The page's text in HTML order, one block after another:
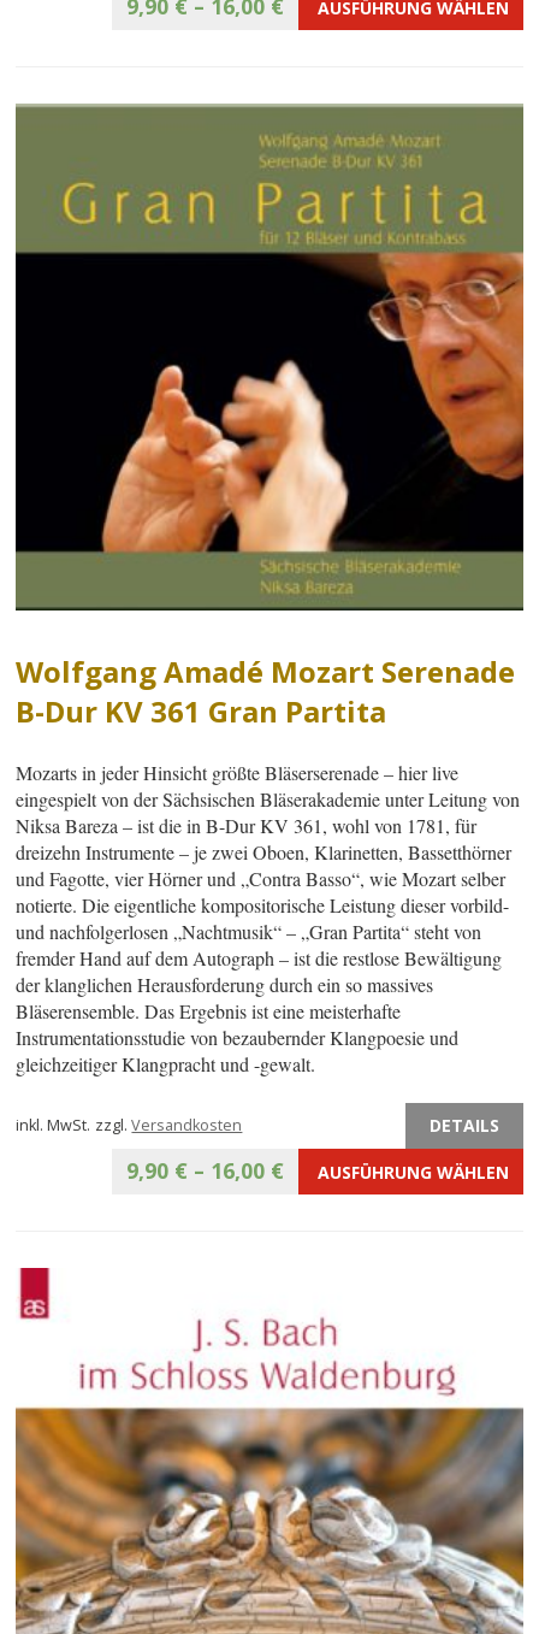
9,90 € – 16,00 € AUSFÜHRUNG WÄHLEN
Wolfgang Amadé Mozart Serenade
B-Dur KV 361 Gran Partita
Mozarts in jeder Hinsicht größte Bläserserenade – hier live
eingespielt von der Sächsischen Bläserakademie unter Leitung von
Niksa Bareza – ist die in B-Dur KV 361, wohl von 1781, für
dreizehn Instrumente – je zwei Oboen, Klarinetten, Bassetthörner
und Fagotte, vier Hörner und „Contra Basso“, wie Mozart selber
notierte. Die eigentliche kompositorische Leistung dieser vorbild-
und nachfolgerlosen „Nachtmusik“ – „Gran Partita“ steht von
fremder Hand auf dem Autograph – ist die restlose Bewältigung
der klanglichen Herausforderung durch ein so massives
Bläserensemble. Das Ergebnis ist eine meisterhafte
Instrumentationsstudie von bezaubernder Klangpoesie und
gleichzeitiger Klangpracht und -gewalt.
inkl. MwSt. zzgl.Versandkosten DETAILS
9,90 €– 16,00 € AUSFÜHRUNG WÄHLEN